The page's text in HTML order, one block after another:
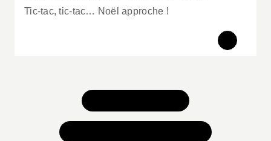
Tic-tac, tic-tac… Noël approche !